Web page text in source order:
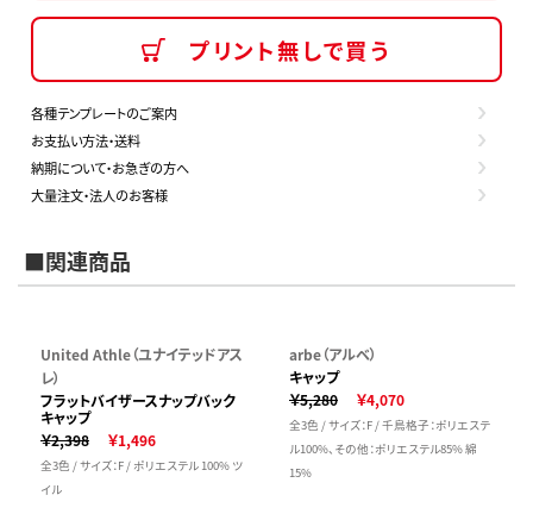
プリント無しで買う
各種テンプレートのご案内
お支払い方法・送料
納期について・お急ぎの方へ
大量注文・法人のお客様
■関連商品
United Athle（ユナイテッドアス
レ）
フラットバイザースナップバック
キャップ
￥2,398
￥1,496
全3色 / サイズ：F / ポリエステル 100% ツ
イル
arbe（アルベ）
キャップ
￥5,280
￥4,070
全3色 / サイズ：F / 千鳥格子：ポリエステ
ル100%、その他：ポリエステル85% 綿
15%